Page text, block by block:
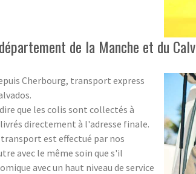
de la Manche et du
Cherbourg, transport express
que les colis sont collectés à
directement à l'adresse finale.
est effectué par nos
avec le même soin que s'il
avec un haut niveau de service